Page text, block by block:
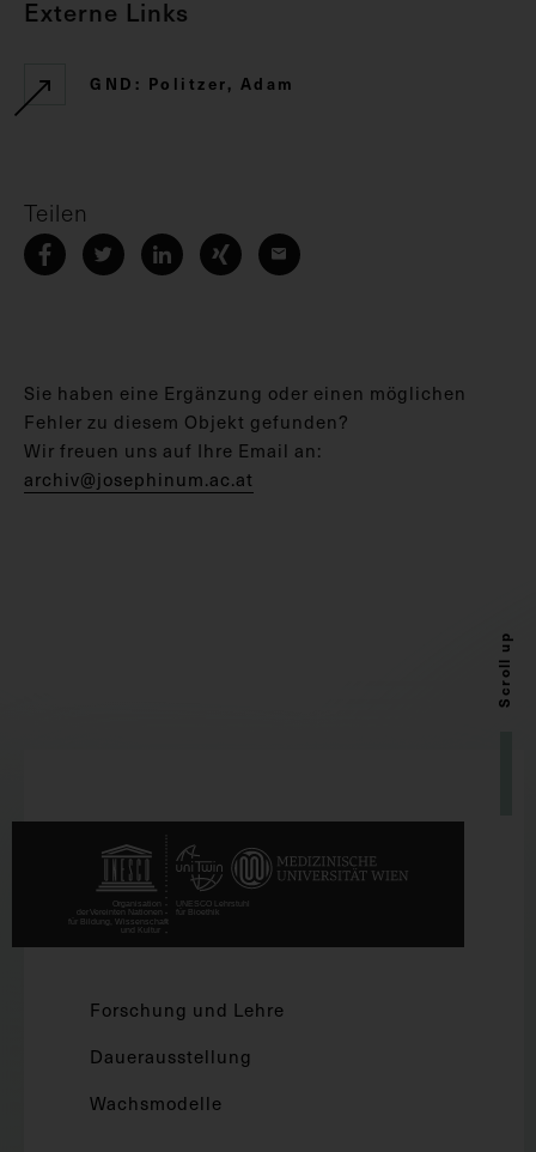
Externe Links
GND: Politzer, Adam
Teilen
Sie haben eine Ergänzung oder einen möglichen
Fehler zu diesem Objekt gefunden?
Wir freuen uns auf Ihre Email an:
archiv@josephinum.ac.at
Scroll up
Forschung und Lehre
Dauerausstellung
Wachsmodelle